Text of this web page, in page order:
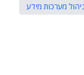
ניהול מערכות מידע